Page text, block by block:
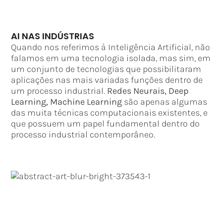
AI NAS INDÚSTRIAS
Quando nos referimos à Inteligência Artificial, não
falamos em uma tecnologia isolada, mas sim, em
um conjunto de tecnologias que possibilitaram
aplicações nas mais variadas funções dentro de
um processo industrial. Redes Neurais, Deep
Learning, Machine Learning são apenas algumas
das muita técnicas computacionais existentes, e
que possuem um papel fundamental dentro do
processo industrial contemporâneo.